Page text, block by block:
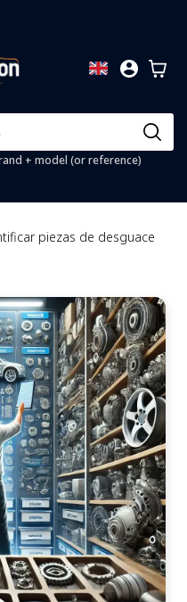
+ model (or reference)
piezas de desguace